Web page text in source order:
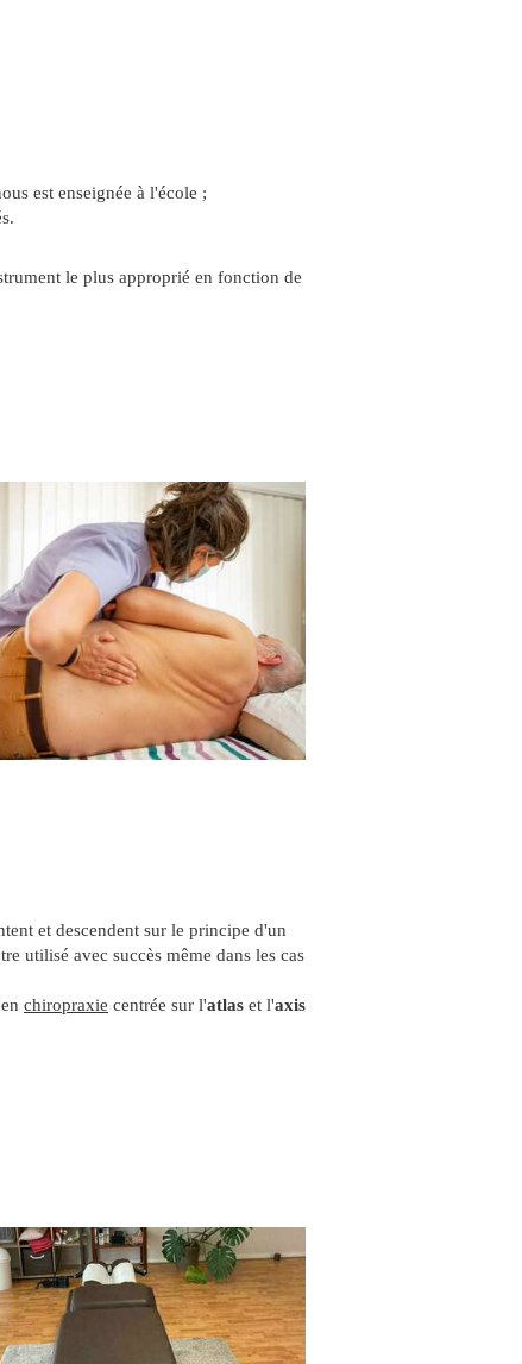
est enseignée à l'école ;
le plus approprié en fonction de
et descendent sur le principe d'un
utilisé avec succès même dans les cas
chiropraxie centrée sur l'atlas et l'axis